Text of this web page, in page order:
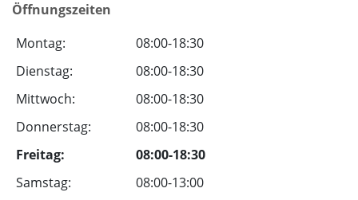
Öffnungszeiten
Montag:
08:00-18:30
Dienstag:
08:00-18:30
Mittwoch:
08:00-18:30
Donnerstag:
08:00-18:30
Freitag:
08:00-18:30
Samstag:
08:00-13:00